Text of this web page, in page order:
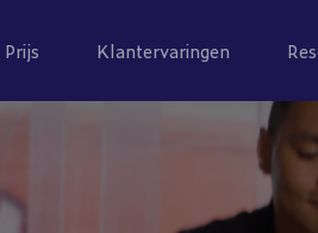
Prijs Klantervaringen